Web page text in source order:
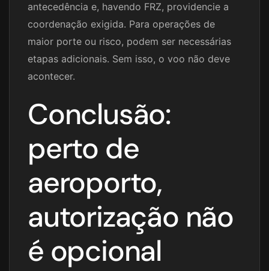
antecedência e, havendo FRZ, providencie a
coordenação exigida. Para operações de
maior porte ou risco, podem ser necessárias
etapas adicionais. Sem isso, o voo não deve
acontecer.
Conclusão:
perto de
aeroporto,
autorização não
é opcional